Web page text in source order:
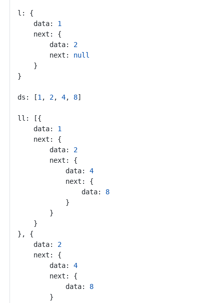
l: {
	data:
1
	next: {
		data:
2
		next:
null
	}
}
ds: [1 , 2, 4, 8]
ll: [{
	data:
1
	next: {
		data:
2
		next: {
			data:
4
			next: {
				data:
8
			}
		}
	}
}, {
	data:
2
	next: {
		data:
4
		next: {
			data:
8
		}